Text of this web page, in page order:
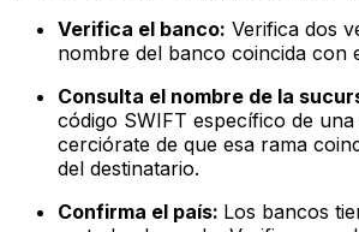
Verifica el banco: Verifica dos
nombre del banco coincida con
Consulta el nombre de la
código SWIFT específico de
cerciórate de que esa rama
del destinatario.
Confirma el país: Los bancos